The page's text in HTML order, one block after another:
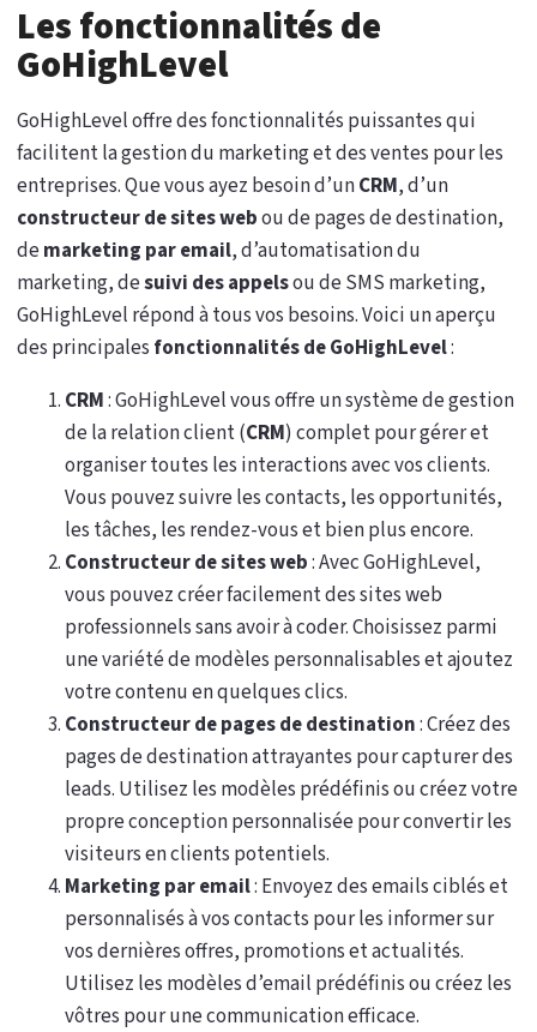
Les fonctionnalités de
GoHighLevel
GoHighLevel offre des fonctionnalités puissantes qui
facilitent la gestion du marketing et des ventes pour les
entreprises. Que vous ayez besoin d’unCRM, d’un
constructeur de sites webou de pages de destination,
demarketing par email, d’automatisation du
marketing, desuivi des appelsou de SMS marketing,
GoHighLevel répond à tous vos besoins. Voici un aperçu
des principales fonctionnalités de GoHighLevel:
CRM: GoHighLevel vous offre un système de gestion
de la relation client (CRM) complet pour gérer et
organiser toutes les interactions avec vos clients.
Vous pouvez suivre les contacts, les opportunités,
les tâches, les rendez-vous et bien plus encore.
Constructeur de sites web: Avec GoHighLevel,
vous pouvez créer facilement des sites web
professionnels sans avoir à coder. Choisissez parmi
une variété de modèles personnalisables et ajoutez
votre contenu en quelques clics.
Constructeur de pages de destination: Créez des
pages de destination attrayantes pour capturer des
leads. Utilisez les modèles prédéfinis ou créez votre
propre conception personnalisée pour convertir les
visiteurs en clients potentiels.
Marketing par email: Envoyez des emails ciblés et
personnalisés à vos contacts pour les informer sur
vos dernières offres, promotions et actualités.
Utilisez les modèles d’email prédéfinis ou créez les
vôtres pour une communication efficace.